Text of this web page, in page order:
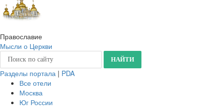
Православие
Мысли о Церкви
Разделы портала | PDA
Все отели
Москва
Юг России